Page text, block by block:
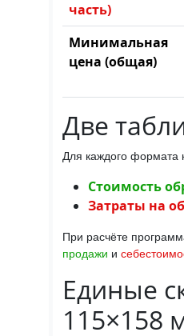
часть)
Минимальная
цена (общая)
Две
Для каждого формата
Стоимость
Затраты на
При расчёте
продажи и
Единые
115×158